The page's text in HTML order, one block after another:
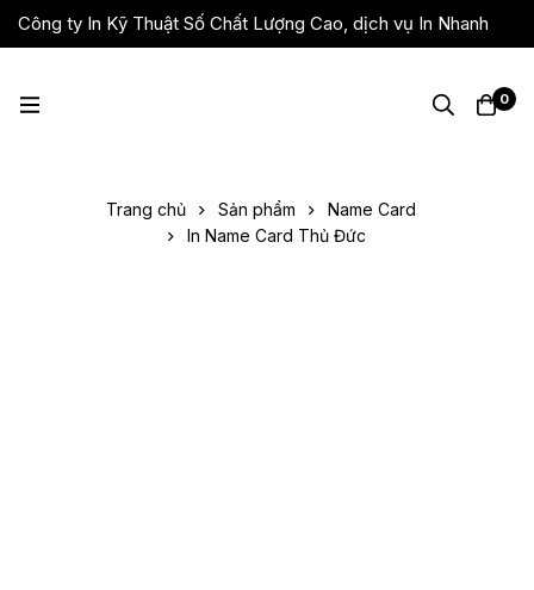
Công ty In Kỹ Thuật Số Chất Lượng Cao, dịch vụ In Nhanh
Giá Rẻ, Lấy Liền
0
Trang chủ Sản phẩm
Name Card
In Name Card Thủ Đức